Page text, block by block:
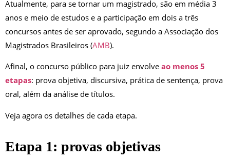
Atualmente, para se tornar um magistrado, são em média 3
anos e meio de estudos e a participação em dois a três
concursos antes de ser aprovado, segundo a Associação dos
Magistrados Brasileiros (AMB).
Afinal, o concurso público para juiz envolve ao menos 5
etapas: prova objetiva, discursiva, prática de sentença, prova
oral, além da análise de títulos.
Veja agora os detalhes de cada etapa.
Etapa 1: provas objetivas